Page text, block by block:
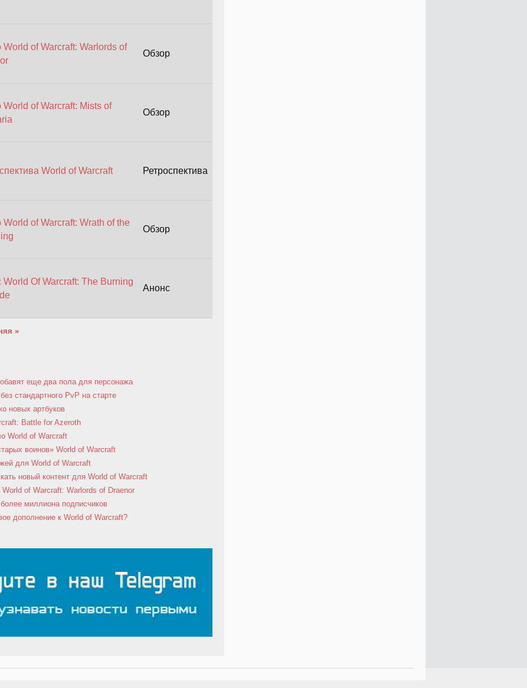
World of Warcraft: Warlords of
Обзор
World of Warcraft: Mists of
Обзор
World of Warcraft Ретроспектива
World of Warcraft: Wrath of the
Обзор
World Of Warcraft: The Burning
Анонс
»
еще два пола для персонажа
стандартного PvP на старте
новых артбуков
Battle for Azeroth
World of Warcraft
воинов» World of Warcraft
для World of Warcraft
новый контент для World of Warcraft
of Warcraft: Warlords of Draenor
миллиона подписчиков
дополнение к World of Warcraft?